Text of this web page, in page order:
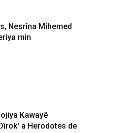
Nesrîna Mihemed
min
Kawayê
a Herodotes de